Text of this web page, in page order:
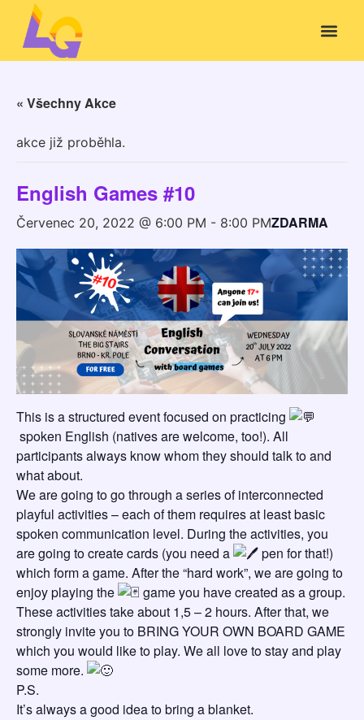
« Všechny Akce
akce již proběhla.
English Games #10
Červenec 20, 2022 @ 6:00 PM - 8:00 PMZDARMA
This is a structured event focused on practicing
spoken English (natives are welcome, too!). All
participants always know whom they should talk to and
what about.
We are going to go through a series of interconnected
playful activities – each of them requires at least basic
spoken communication level. During the activities, you
are going to create cards (you need a
pen for that!)
which form a game. After the “hard work”, we are going to
enjoy playing the
game you have created as a group.
These activities take about 1,5 – 2 hours. After that, we
strongly invite you to BRING YOUR OWN BOARD GAME
which you would like to play. We all love to stay and play
some more.
P.S.
It’s always a good idea to bring a blanket.